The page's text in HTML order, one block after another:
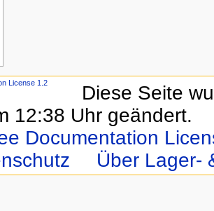
Diese Seite
12:38 Uhr geändert.
Documentation
Über Lager-